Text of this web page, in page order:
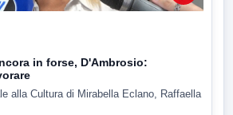
in forse, D'Ambrosio:
alla Cultura di Mirabella Eclano, Raffaella